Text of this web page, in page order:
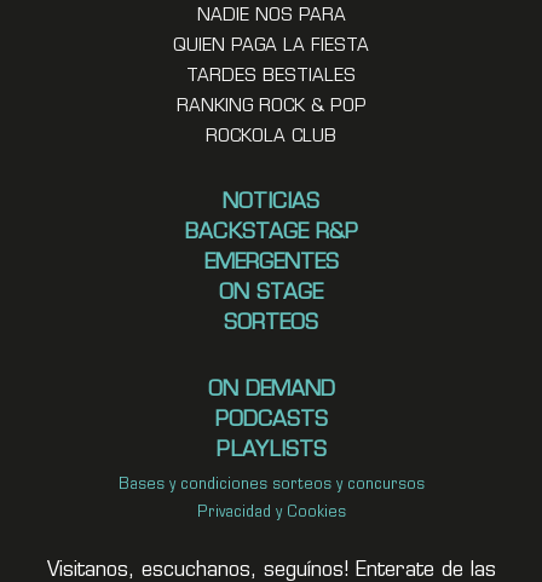
NADIE NOS PARA
QUIEN PAGA LA FIESTA
TARDES BESTIALES
RANKING ROCK & POP
ROCKOLA CLUB
NOTICIAS
BACKSTAGE R&P
EMERGENTES
ON STAGE
SORTEOS
ON DEMAND
PODCASTS
PLAYLISTS
Bases y condiciones sorteos y concursos
Privacidad y Cookies
Visitanos, escuchanos, seguínos! Enterate de las